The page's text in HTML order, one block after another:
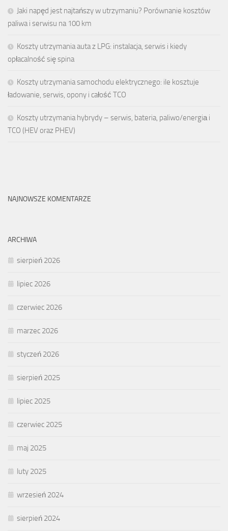
Jaki napęd jest najtańszy w utrzymaniu? Porównanie kosztów
paliwa i serwisu na 100 km
Koszty utrzymania auta z LPG: instalacja, serwis i kiedy
opłacalność się spina
Koszty utrzymania samochodu elektrycznego: ile kosztuje
ładowanie, serwis, opony i całość TCO
Koszty utrzymania hybrydy – serwis, bateria, paliwo/energiа i
TCO (HEV oraz PHEV)
NAJNOWSZE KOMENTARZE
ARCHIWA
sierpień 2026
lipiec 2026
czerwiec 2026
marzec 2026
styczeń 2026
sierpień 2025
lipiec 2025
czerwiec 2025
maj 2025
luty 2025
wrzesień 2024
sierpień 2024